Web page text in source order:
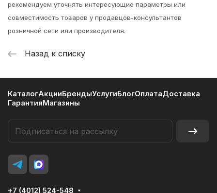
рекомендуем уточнять интересующие параметры или
совместимость товаров у продавцов-консультантов
розничной сети или производителя.
Назад к списку
КаталогАкцииБрендыУслугиБлогОплатаДоставка
ГарантияМагазины
+7 (4012) 524-548